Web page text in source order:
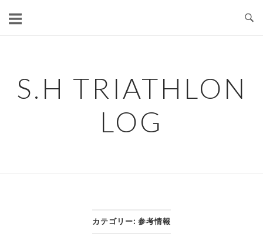
S.H TRIATHLON
LOG
カテゴリー: 参考情報